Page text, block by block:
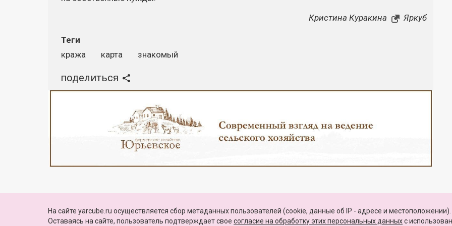
Кристина Куракина
Яркуб
Теги
кража
карта знакомый
поделиться
© 2010—2026, Яркуб
Свидетельство о регистрации СМИ:
Эл №ФС77-60775 от 25 февраля 2015 г.
КОНТАКТЫ ПАРТНЕРЫ КАРТА САЙТА
На сайте yarcube.ru осуществляется сбор метаданных пользователей (cookie, данные об IP - адресе и местоположении).
Оставаясь на сайте, пользователь подтверждает свое согласие на обработку этих персональных данныхc